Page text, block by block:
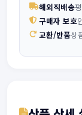
해외직배송
구매자 보호
교환/반품상